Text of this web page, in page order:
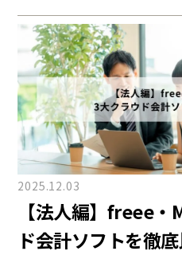
2025.12.03
【法人編】freee・
ド会計ソフトを徹底